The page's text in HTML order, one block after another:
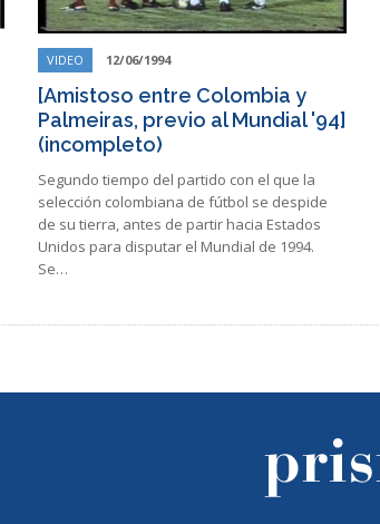
VIDEO 12/06/1994
[Amistoso entre Colombia y
Palmeiras, previo al Mundial '94]
(incompleto)
Segundo tiempo del partido con el que la
selección colombiana de fútbol se despide
de su tierra, antes de partir hacia Estados
Unidos para disputar el Mundial de 1994.
Se…